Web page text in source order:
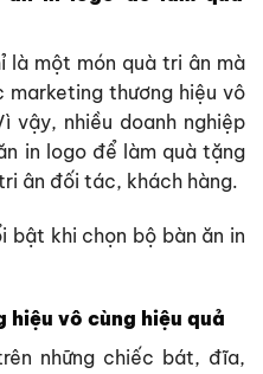
là một món quà tri ân mà
marketing thương hiệu vô
vậy, nhiều doanh nghiệp
in logo để làm quà tặng
ân đối tác, khách hàng.
bật khi chọn bộ bàn ăn in
hiệu vô cùng hiệu quả
những chiếc bát, đĩa,